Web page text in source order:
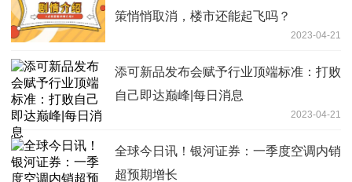
策悄悄取消，楼市还能起飞吗？
2023-04-21
添可新品发布会赋予行业顶端标准：打败
自己即达巅峰|每日消息
2023-04-21
全球今日讯！银河证券：一季度空调内销
超预期增长